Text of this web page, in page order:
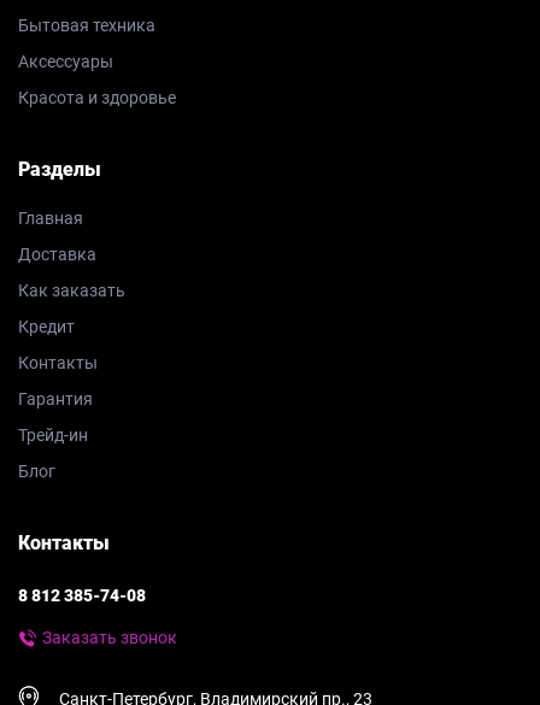
Бытовая техника
Аксессуары
Красота и здоровье
Разделы
Главная
Доставка
Как заказать
Кредит
Контакты
Гарантия
Трейд-ин
Блог
Контакты
8 812 385-74-08
Заказать звонок
Санкт-Петербург, Владимирский пр., 23